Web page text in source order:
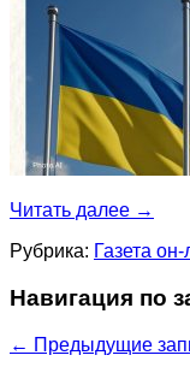
Читать далее →
Рубрика: Газета
Навигация по
← Предыдущие